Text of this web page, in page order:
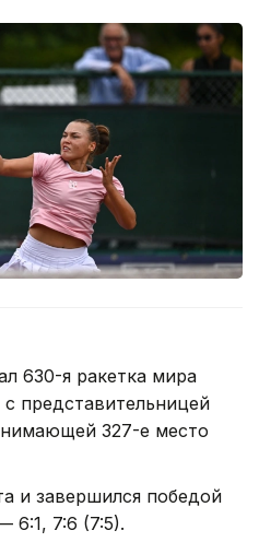
630-я ракетка мира
представительницей
327-е место
и завершился победой
6:1, 7:6 (7:5).